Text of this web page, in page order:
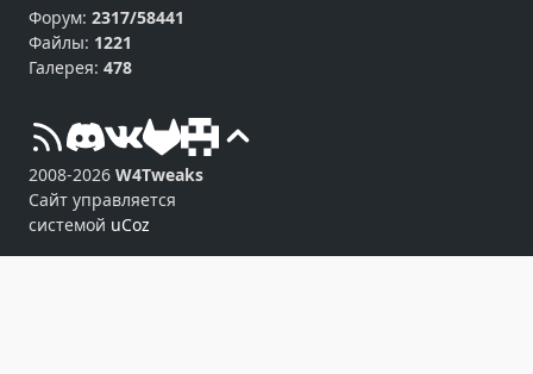
Форум: 2317/58441
Файлы: 1221
Галерея: 478
2008-2026 W4Tweaks
Сайт управляется
системой uCoz